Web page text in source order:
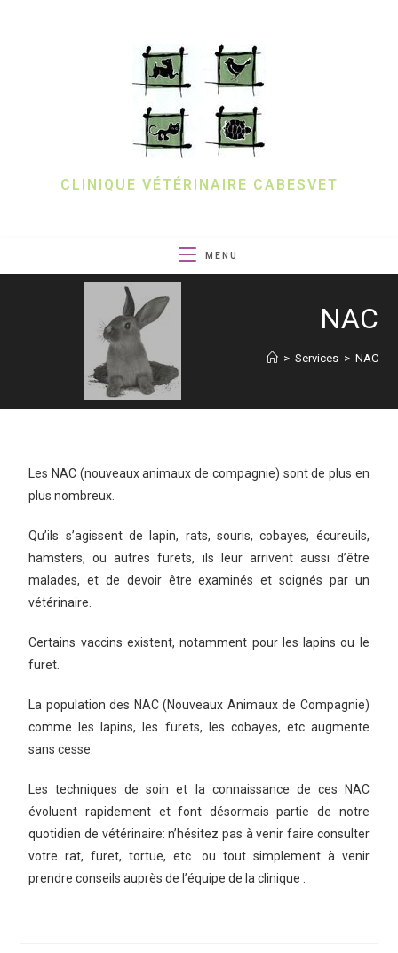
CLINIQUE VÉTÉRINAIRE CABESVET
MENU
NAC
> Services > NAC
Les NAC (nouveaux animaux de compagnie) sont de plus en
plus nombreux.
Qu’ils s’agissent de lapin, rats, souris, cobayes, écureuils,
hamsters, ou autres furets, ils leur arrivent aussi d’être
malades, et de devoir être examinés et soignés par un
vétérinaire.
Certains vaccins existent, notamment pour les lapins ou le
furet.
La population des NAC (Nouveaux Animaux de Compagnie)
comme les lapins, les furets, les cobayes, etc augmente
sans cesse.
Les techniques de soin et la connaissance de ces NAC
évoluent rapidement et font désormais partie de notre
quotidien de vétérinaire: n’hésitez pas à venir faire consulter
votre rat, furet, tortue, etc. ou tout simplement à venir
prendre conseils auprès de l’équipe de la clinique .